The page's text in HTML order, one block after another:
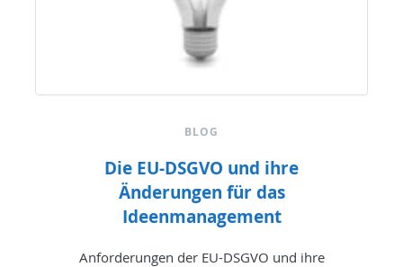
BLOG
Die EU-DSGVO und ihre
Änderungen für das
Ideenmanagement
Anforderungen der EU-DSGVO und ihre